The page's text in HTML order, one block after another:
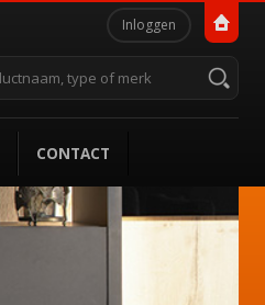
Persoonlijke
Inloggen
CONTACT